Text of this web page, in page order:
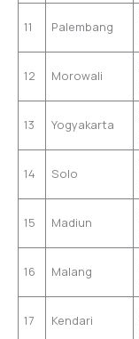
11 Palembang
12 Morowali
13 Yogyakarta
14 Solo
15 Madiun
16 Malang
17 Kendari